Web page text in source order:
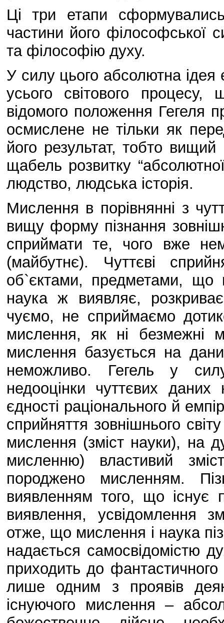
Ці три етапи
частини його філософської
та філософію духу.
У силу цього абсолютна ідея
усього світового
відомого положення Гегеля
осмислене не тільки як
його результат, тобто
щабель розвитку
людство, людська історія.
Мислення в порівнянні з
вищу форму пізнання
сприймати те, чого вже
(майбутнє). Чуттєві
об`єктами, предметами, що
наука ж виявляє,
чуємо, не сприймаємо
мислення, як ні безмежні
мислення базується на
неможливо. Гегель у
недооцінки чуттєвих даних
єдності раціонального й
сприйняття зовнішнього
мислення (зміст науки), на
мисленню) властивий
породжено мисленням.
виявленням того, що
виявлення, усвідомлення
отже, що мислення і наука
надається самосвідомістю
приходить до
лише одним з проявів
існуючого мислення –